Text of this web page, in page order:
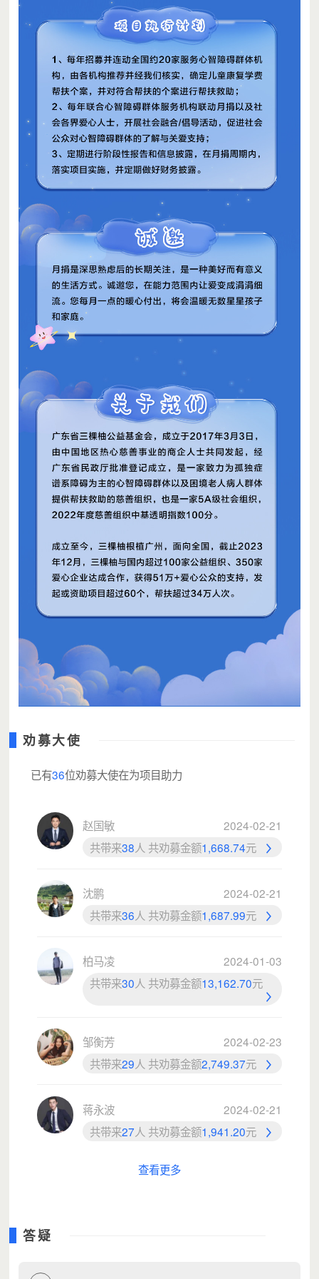
劝募大使
已有36位劝募大使在为项目助力
赵国敏
2024-02-21
共带来38人 共劝募金额1,668.74元
沈鹏
2024-02-21
共带来36人 共劝募金额1,687.99元
柏马凌
2024-01-03
共带来30人 共劝募金额13,162.70元
邹衡芳
2024-02-23
共带来29人 共劝募金额2,749.37元
蒋永波
2024-02-21
共带来27人 共劝募金额1,941.20元
查看更多
答疑